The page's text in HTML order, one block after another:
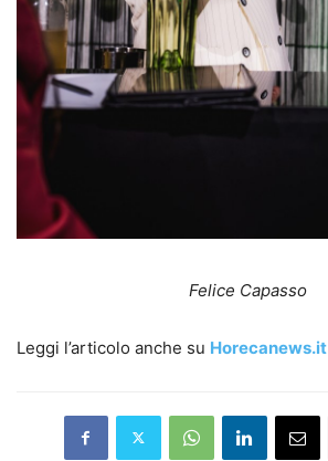
Felice Capasso
Leggi l’articolo anche su Horecanews.it